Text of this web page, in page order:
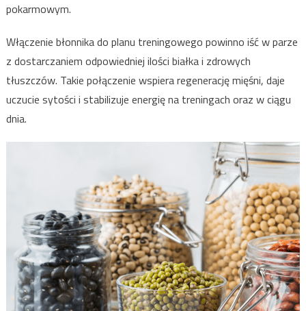
pokarmowym.
Włączenie błonnika do planu treningowego powinno iść w parze
z dostarczaniem odpowiedniej ilości białka i zdrowych
tłuszczów. Takie połączenie wspiera regenerację mięśni, daje
uczucie sytości i stabilizuje energię na treningach oraz w ciągu
dnia.